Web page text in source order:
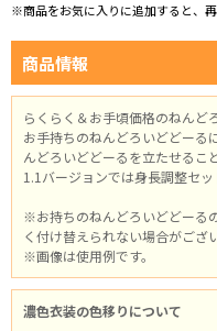
※商品をお気に入りに追加すると、
商品情報
らくらく＆お手頃価格のねんど
お手持ちのねんどろいどどーる
んどろいどどーるを立たせるこ
1.1バージョンでは身長調整セ
※お持ちのねんどろいどどーる
く付け替えられない場合がござ
※画像は使用例です。
濃色衣装の色移りについて